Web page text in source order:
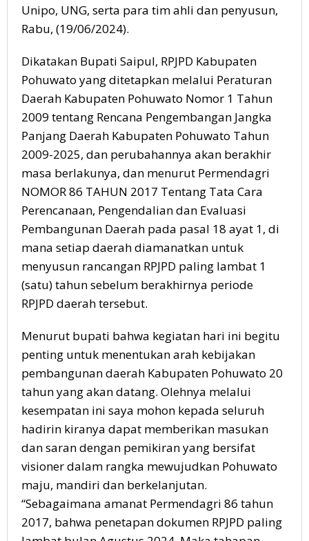
Unipo, UNG, serta para tim ahli dan penyusun,
Rabu, (19/06/2024).
Dikatakan Bupati Saipul, RPJPD Kabupaten
Pohuwato yang ditetapkan melalui Peraturan
Daerah Kabupaten Pohuwato Nomor 1 Tahun
2009 tentang Rencana Pengembangan Jangka
Panjang Daerah Kabupaten Pohuwato Tahun
2009-2025, dan perubahannya akan berakhir
masa berlakunya, dan menurut Permendagri
NOMOR 86 TAHUN 2017 Tentang Tata Cara
Perencanaan, Pengendalian dan Evaluasi
Pembangunan Daerah pada pasal 18 ayat 1, di
mana setiap daerah diamanatkan untuk
menyusun rancangan RPJPD paling lambat 1
(satu) tahun sebelum berakhirnya periode
RPJPD daerah tersebut.
Menurut bupati bahwa kegiatan hari ini begitu
penting untuk menentukan arah kebijakan
pembangunan daerah Kabupaten Pohuwato 20
tahun yang akan datang. Olehnya melalui
kesempatan ini saya mohon kepada seluruh
hadirin kiranya dapat memberikan masukan
dan saran dengan pemikiran yang bersifat
visioner dalam rangka mewujudkan Pohuwato
maju, mandiri dan berkelanjutan.
“Sebagaimana amanat Permendagri 86 tahun
2017, bahwa penetapan dokumen RPJPD paling